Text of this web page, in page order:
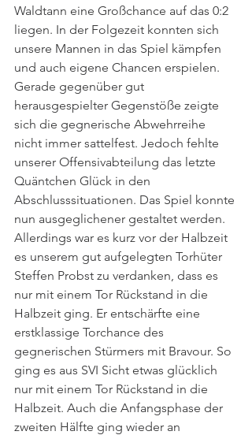
Waldtann eine Großchance auf das 0:2
liegen. In der Folgezeit konnten sich
unsere Mannen in das Spiel kämpfen
und auch eigene Chancen erspielen.
Gerade gegenüber gut
herausgespielter Gegenstöße zeigte
sich die gegnerische Abwehrreihe
nicht immer sattelfest. Jedoch fehlte
unserer Offensivabteilung das letzte
Quäntchen Glück in den
Abschlusssituationen. Das Spiel konnte
nun ausgeglichener gestaltet werden.
Allerdings war es kurz vor der Halbzeit
es unserem gut aufgelegten Torhüter
Steffen Probst zu verdanken, dass es
nur mit einem Tor Rückstand in die
Halbzeit ging. Er entschärfte eine
erstklassige Torchance des
gegnerischen Stürmers mit Bravour. So
ging es aus SVI Sicht etwas glücklich
nur mit einem Tor Rückstand in die
Halbzeit. Auch die Anfangsphase der
zweiten Hälfte ging wieder an